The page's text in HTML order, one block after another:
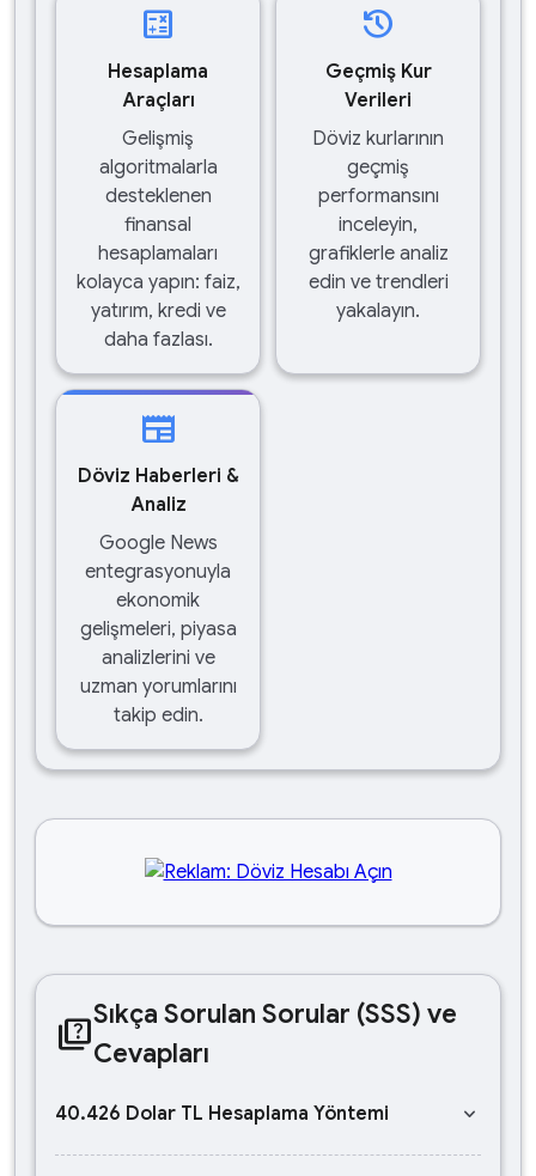
calculate
Hesaplama
Araçları
Gelişmiş
algoritmalarla
desteklenen
finansal
hesaplamaları
kolayca yapın: faiz,
yatırım, kredi ve
daha fazlası.
history
Geçmiş Kur
Verileri
Döviz kurlarının
geçmiş
performansını
inceleyin,
grafiklerle analiz
edin ve trendleri
yakalayın.
newspaper
Döviz Haberleri &
Analiz
Google News
entegrasyonuyla
ekonomik
gelişmeleri, piyasa
analizlerini ve
uzman yorumlarını
takip edin.
quizSıkça Sorulan Sorular (SSS) ve
Cevapları
40.426 Dolar TL Hesaplama Yöntemi keyboard_arrow_down